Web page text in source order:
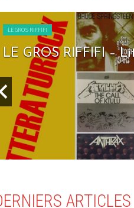
LE GROS RIFFIFI
LE GROS RIFFIFI –
ARTICLES